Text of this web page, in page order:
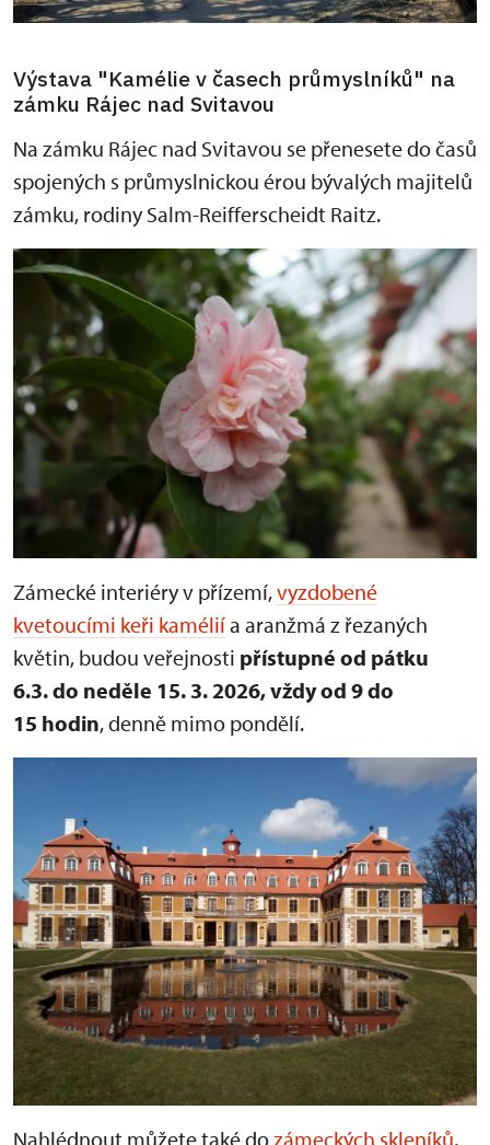
Výstava "Kamélie v časech průmyslníků" na
zámku Rájec nad Svitavou
Na zámku Rájec nad Svitavou se přenesete do časů
spojených s průmyslnickou érou bývalých majitelů
zámku, rodiny Salm-Reifferscheidt Raitz.
Zámecké interiéry v přízemí,vyzdobené
kvetoucími keři kaméliía aranžmá z řezaných
květin, budou veřejnosti přístupné od pátku
6.3. do neděle 15. 3. 2026, vždy od 9 do
15 hodin, denně mimo pondělí.
Nahlédnout můžete také dozámeckých skleníků,